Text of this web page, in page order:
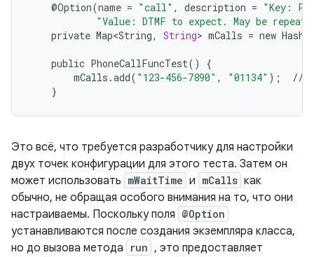
@Option(name = "call" , description = "Key:
"Value: DTMF to expect. May be
private Map<String, String> mCalls = new
public PhoneCallFuncTest()
{
mCalls .add( "123-456-7890" , "01134" ); //
}
Это всё, что требуется разработчику для настройки
двух точек конфигурации для этого теста. Затем он
может использовать mWaitTime и mCalls как
обычно, не обращая особого внимания на то, что они
настраиваемы. Поскольку поля @Option
устанавливаются после создания экземпляра класса,
но до вызова метода
run , это предоставляет